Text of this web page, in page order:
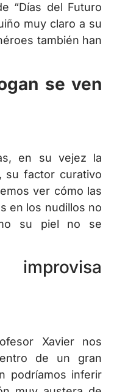
“Días del Futuro
muy claro a su
también han
se ven
en su vejez la
su factor curativo
ver cómo las
en los nudillos no
su piel no se
Xavier nos
de un gran
podríamos inferir